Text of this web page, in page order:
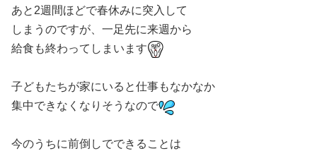
あと2週間ほどで春休みに突入して
しまうのですが、一足先に来週から
給食も終わってしまいます
子どもたちが家にいると仕事もなかなか
集中できなくなりそうなので
今のうちに前倒しでできることは